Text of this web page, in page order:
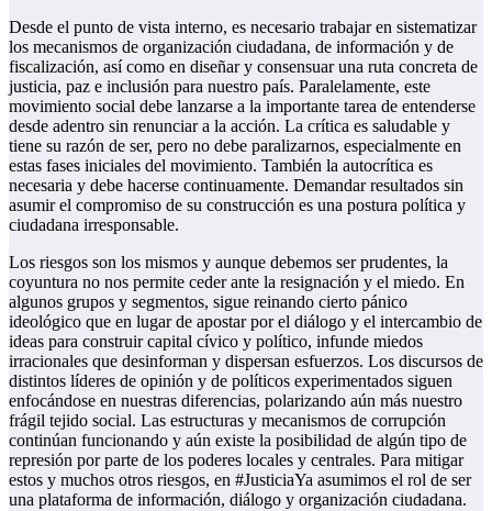
Desde el punto de vista interno, es necesario trabajar en sistematizar
los mecanismos de organización ciudadana, de información y de
fiscalización, así como en diseñar y consensuar una ruta concreta de
justicia, paz e inclusión para nuestro país. Paralelamente, este
movimiento social debe lanzarse a la importante tarea de entenderse
desde adentro sin renunciar a la acción. La crítica es saludable y
tiene su razón de ser, pero no debe paralizarnos, especialmente en
estas fases iniciales del movimiento. También la autocrítica es
necesaria y debe hacerse continuamente. Demandar resultados sin
asumir el compromiso de su construcción es una postura política y
ciudadana irresponsable.
Los riesgos son los mismos y aunque debemos ser prudentes, la
coyuntura no nos permite ceder ante la resignación y el miedo. En
algunos grupos y segmentos, sigue reinando cierto pánico
ideológico que en lugar de apostar por el diálogo y el intercambio de
ideas para construir capital cívico y político, infunde miedos
irracionales que desinforman y dispersan esfuerzos. Los discursos de
distintos líderes de opinión y de políticos experimentados siguen
enfocándose en nuestras diferencias, polarizando aún más nuestro
frágil tejido social. Las estructuras y mecanismos de corrupción
continúan funcionando y aún existe la posibilidad de algún tipo de
represión por parte de los poderes locales y centrales. Para mitigar
estos y muchos otros riesgos, en #JusticiaYa asumimos el rol de ser
una plataforma de información, diálogo y organización ciudadana.